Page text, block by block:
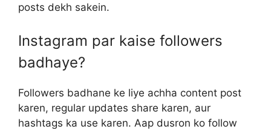
posts dekh sakein.
Instagram par kaise followers
badhaye?
Followers badhane ke liye achha content post
karen, regular updates share karen, aur
hashtags ka use karen. Aap dusron ko follow